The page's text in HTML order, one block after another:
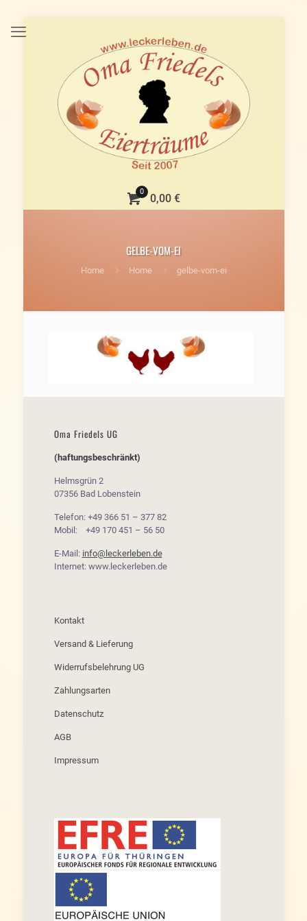
0
0,00 €
GELBE-VOM-EI
Home Home gelbe-vom-ei
Oma Friedels UG
(haftungsbeschränkt)
Helmsgrün 2
07356 Bad Lobenstein
Telefon: +49 366 51 – 377 82
Mobil: +49 170 451 – 56 50
E-Mail: info@leckerleben.de
Internet: www.leckerleben.de
Kontakt
Versand & Lieferung
Widerrufsbelehrung UG
Zahlungsarten
Datenschutz
AGB
Impressum